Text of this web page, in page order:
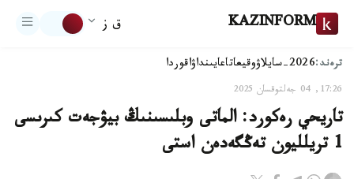
KAZINFORM ق ز
ترەند:2026-سايلاۋ وقيعاتاعايىنداۋاقوردا
17:26, 04 جەلتوقسان 2025
تاريحي رەكورد: الماتى وبلىسىنىڭ بيۋجەت كىرىسى
1 تريلليون تەڭگەدەن استى